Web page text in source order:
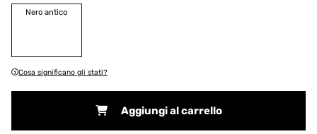
Nero antico
Cosa significano gli stati?
Aggiungi al carrello